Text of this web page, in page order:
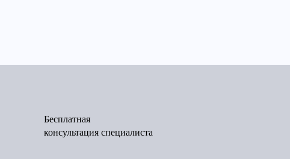
Бесплатная
консультация специалиста